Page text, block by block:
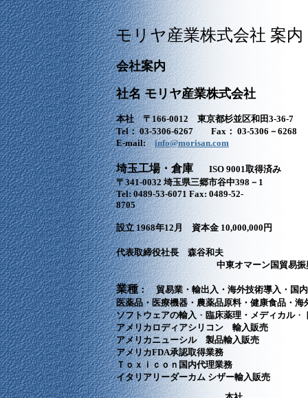
モリヤ産業株式会社 案内
会社案内
社名 モリヤ産業株式会社
本社 〒166-0012 東京都杉並区和田3-36-7
Tel： 03-5306-6267 Fax： 03-5306－6268
E-mail:info@morisan.com
埼玉工場・倉庫
ISO 9001取得済み
〒341-0032 埼玉県三郷市谷中398－1
Tel: 0489-53-6071 Fax: 0489-52-
8705
設立 1968年12月 資本金 10,000,000円
代表取締役社長 森谷和夫
中東オマーン国貿易振興
業種： 貿易業・輸出入・海外技術導入・国
医薬品・医療機器・農薬品原料・健康食品 ・海
ソフトウェアの輸入 ・ 臨床薬理・メディカル・
アメリカロディアシリコン 輸入販売
アメリカニューシル 製品輸入販売
アメリカFDA承認取得業務
Ｔｏｘｉｃｏｎ国内代理業務
イタリアリーダーカム シザー輸入販売